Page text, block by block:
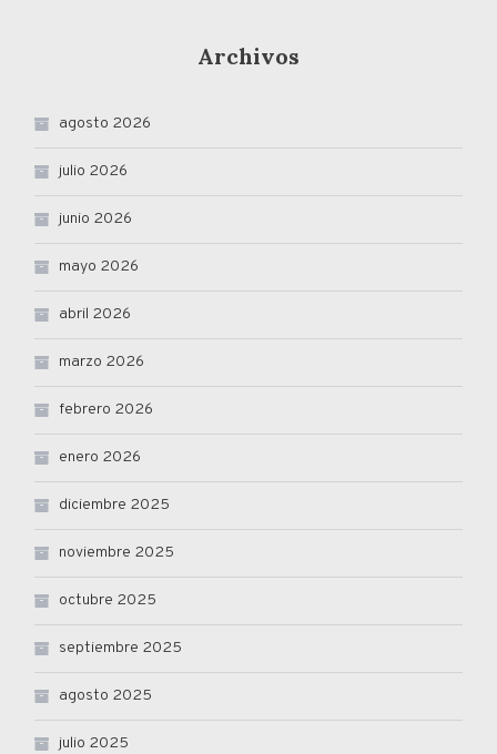
Archivos
agosto 2026
julio 2026
junio 2026
mayo 2026
abril 2026
marzo 2026
febrero 2026
enero 2026
diciembre 2025
noviembre 2025
octubre 2025
septiembre 2025
agosto 2025
julio 2025